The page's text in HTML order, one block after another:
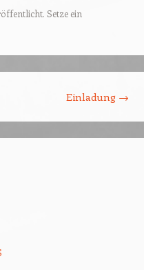
Setze ein
Einladung →